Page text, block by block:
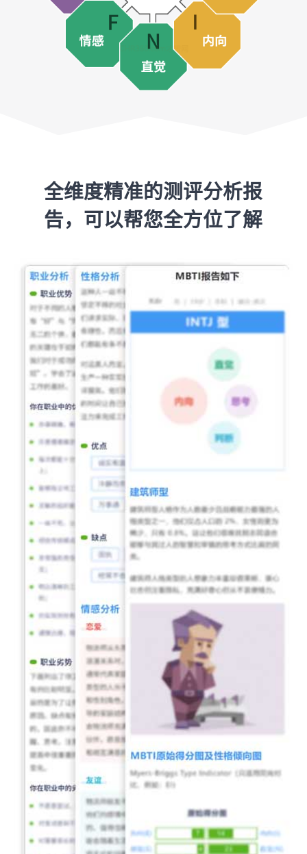
全维度精准的测评分析报
告，可以帮您全方位了解